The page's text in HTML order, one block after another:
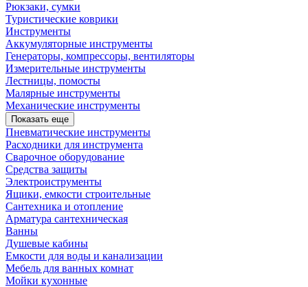
Рюкзаки, сумки
Туристические коврики
Инструменты
Аккумуляторные инструменты
Генераторы, компрессоры, вентиляторы
Измерительные инструменты
Лестницы, помосты
Малярные инструменты
Механические инструменты
Показать еще
Пневматические инструменты
Расходники для инструмента
Сварочное оборудование
Средства защиты
Электроиструменты
Ящики, емкости строительные
Сантехника и отопление
Арматура сантехническая
Ванны
Душевые кабины
Емкости для воды и канализации
Мебель для ванных комнат
Мойки кухонные